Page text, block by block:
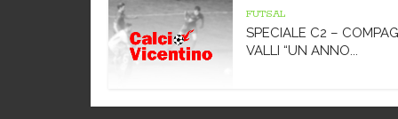
FUTSAL
SPECIALE C2 –
VALLI “UN ANNO...